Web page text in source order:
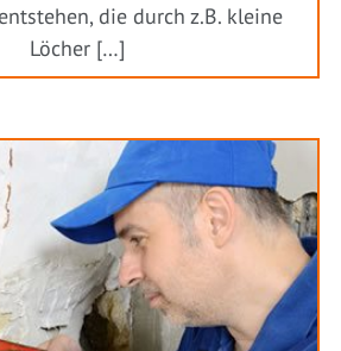
die durch z.B. kleine
Löcher […]